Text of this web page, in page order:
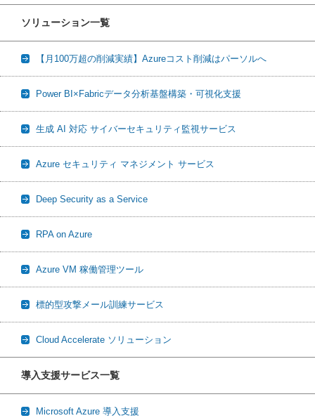
ソリューション一覧
【月100万超の削減実績】Azureコスト削減はパーソルへ
Power BI×Fabricデータ分析基盤構築・可視化支援
生成 AI 対応 サイバーセキュリティ監視サービス
Azure セキュリティ マネジメント サービス
Deep Security as a Service
RPA on Azure
Azure VM 稼働管理ツール
標的型攻撃メール訓練サービス
Cloud Accelerate ソリューション
導入支援サービス一覧
Microsoft Azure 導入支援